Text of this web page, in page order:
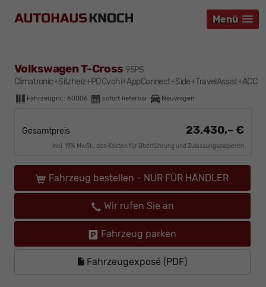
Menü
Menü
Menü
Volkswagen T-Cross95PS
Climatronic+Sitzheiz+PDCvohi+AppConnect+Side+TravelAssist+ACC
Fahrzeugnr.: 60006 sofort lieferbar Neuwagen
Gesamtpreis 23.430,– €
incl. 19% MwSt., den Kosten für Überführung und Zulassungspapieren
Fahrzeug bestellen - NUR FÜR HÄNDLER
Wir rufen Sie an
Fahrzeug parken
Fahrzeugexposé (PDF)